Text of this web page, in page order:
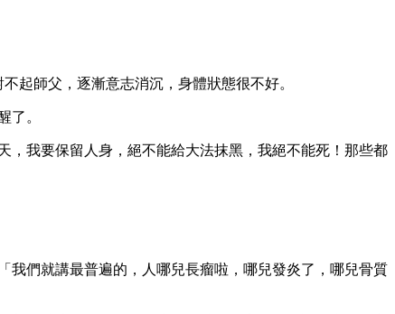
起師父，逐漸意志消沉，身體狀態很不好。
了。
，我要保留人身，絕不能給大法抹黑，我絕不能死！那些都
我們就講最普遍的，人哪兒長瘤啦，哪兒發炎了，哪兒骨質